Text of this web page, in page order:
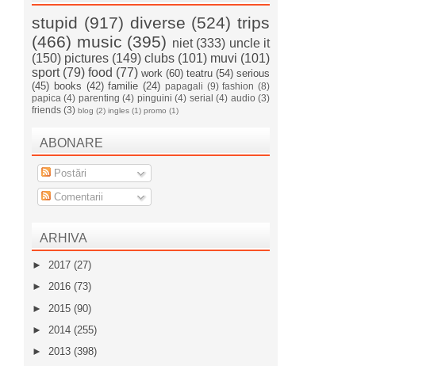
stupid (917) diverse (524) trips
(466) music (395) niet (333) uncle it
(150) pictures (149) clubs (101) muvi (101)
sport (79) food (77) work (60) teatru (54) serious
(45) books (42) familie (24) papagali (9) fashion (8)
papica (4) parenting (4) pinguini (4) serial (4) audio (3)
friends (3) blog (2) ingles (1) promo (1)
ABONARE
Postări
Comentarii
ARHIVA
► 2017 (27)
► 2016 (73)
► 2015 (90)
► 2014 (255)
► 2013 (398)